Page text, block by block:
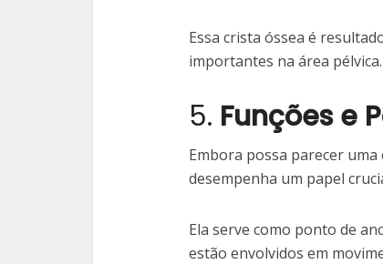
Essa crista óssea é
importantes na área pélvica.
5. Funções e
Embora possa parecer
desempenha um papel
Ela serve como ponto de
estão envolvidos em